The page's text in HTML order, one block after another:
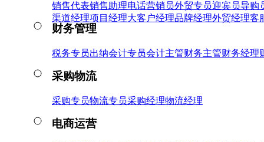
销售代表销售助理电话营销员外贸专员迎宾员导购
渠道经理项目经理大客户经理品牌经理外贸经理客
财务管理
税务专员出纳会计专员会计主管财务主管财务经理
采购物流
采购专员物流专员采购经理物流经理
电商运营